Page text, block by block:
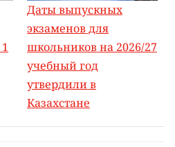
Даты выпускных
экзаменов для
школьников на 2026/27
учебный год
утвердили в
Казахстане